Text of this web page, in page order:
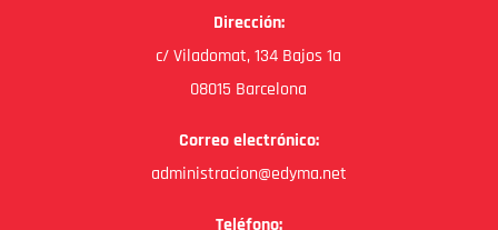
Dirección:
c/ Viladomat, 134 Bajos 1a
08015 Barcelona
Correo electrónico:
administracion@edyma.net
Teléfono: